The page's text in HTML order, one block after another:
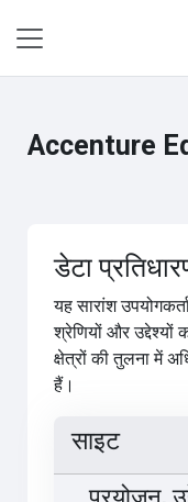
Accenture
डेटा
यह सारांश
श्रेणियों और उद्देश्यों
क्षेत्रों की तुलना में
हैं।
साइट